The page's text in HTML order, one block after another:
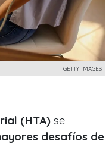
GETTY IMAGES
(HTA) se
desafíos de